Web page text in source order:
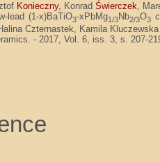
Konieczny, KonradŚwierczek,
lead (1-x)BaTiO3-xPbMg1/3Nb2/3O3
Czternastek, Kamila Kluczewska
- 2017, Vol. 6, iss. 3, s. 207-